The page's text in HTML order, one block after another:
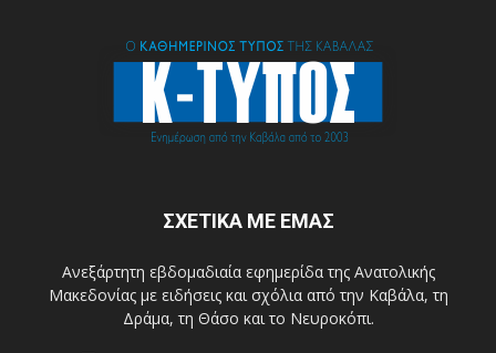
ΣΧΕΤΙΚΑ ΜΕ ΕΜΑΣ
Ανεξάρτητη εβδομαδιαία εφημερίδα της Ανατολικής
Μακεδονίας με ειδήσεις και σχόλια από την Καβάλα, τη
Δράμα, τη Θάσο και το Νευροκόπι.